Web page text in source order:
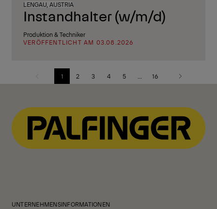
LENGAU, AUSTRIA
Instandhalter (w/m/d)
Produktion & Techniker
VERÖFFENTLICHT AM 03.08.2026
Vorherige1 2 3 4 5 16
Nächste
UNTERNEHMENSINFORMATIONEN